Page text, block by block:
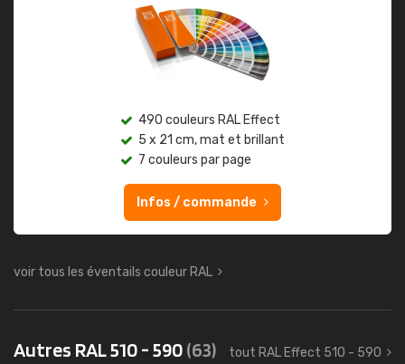
490 couleurs RAL Effect
5 x 21 cm, mat et brillant
7 couleurs par page
Infos / commande
voir tous les éventails couleur RAL
Autres RAL 510 - 590(63) tout RAL Effect 510 - 590